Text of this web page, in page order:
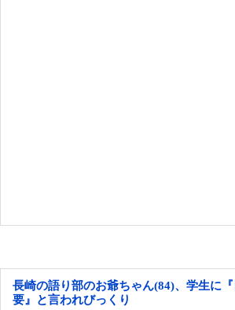
長崎の語り部のお爺ちゃん(84)、学生に
要』と言われびっくり